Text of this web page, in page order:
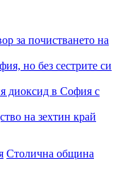
за почистването на
но без сестрите си
диоксид в София с
на зехтин край
Столична община